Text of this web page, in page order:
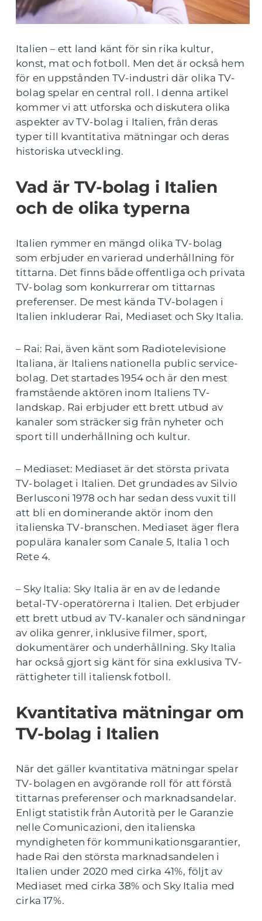
Italien – ett land känt för sin rika kultur,
konst, mat och fotboll. Men det är också hem
för en uppstånden TV-industri där olika TV-
bolag spelar en central roll. I denna artikel
kommer vi att utforska och diskutera olika
aspekter av TV-bolag i Italien, från deras
typer till kvantitativa mätningar och deras
historiska utveckling.
Vad är TV-bolag i Italien
och de olika typerna
Italien rymmer en mängd olika TV-bolag
som erbjuder en varierad underhållning för
tittarna. Det finns både offentliga och privata
TV-bolag som konkurrerar om tittarnas
preferenser. De mest kända TV-bolagen i
Italien inkluderar Rai, Mediaset och Sky Italia.
– Rai: Rai, även känt som Radiotelevisione
Italiana, är Italiens nationella public service-
bolag. Det startades 1954 och är den mest
framstående aktören inom Italiens TV-
landskap. Rai erbjuder ett brett utbud av
kanaler som sträcker sig från nyheter och
sport till underhållning och kultur.
– Mediaset: Mediaset är det största privata
TV-bolaget i Italien. Det grundades av Silvio
Berlusconi 1978 och har sedan dess vuxit till
att bli en dominerande aktör inom den
italienska TV-branschen. Mediaset äger flera
populära kanaler som Canale 5, Italia 1 och
Rete 4.
– Sky Italia: Sky Italia är en av de ledande
betal-TV-operatörerna i Italien. Det erbjuder
ett brett utbud av TV-kanaler och sändningar
av olika genrer, inklusive filmer, sport,
dokumentärer och underhållning. Sky Italia
har också gjort sig känt för sina exklusiva TV-
rättigheter till italiensk fotboll.
Kvantitativa mätningar om
TV-bolag i Italien
När det gäller kvantitativa mätningar spelar
TV-bolagen en avgörande roll för att förstå
tittarnas preferenser och marknadsandelar.
Enligt statistik från Autorità per le Garanzie
nelle Comunicazioni, den italienska
myndigheten för kommunikationsgarantier,
hade Rai den största marknadsandelen i
Italien under 2020 med cirka 41%, följt av
Mediaset med cirka 38% och Sky Italia med
cirka 17%.